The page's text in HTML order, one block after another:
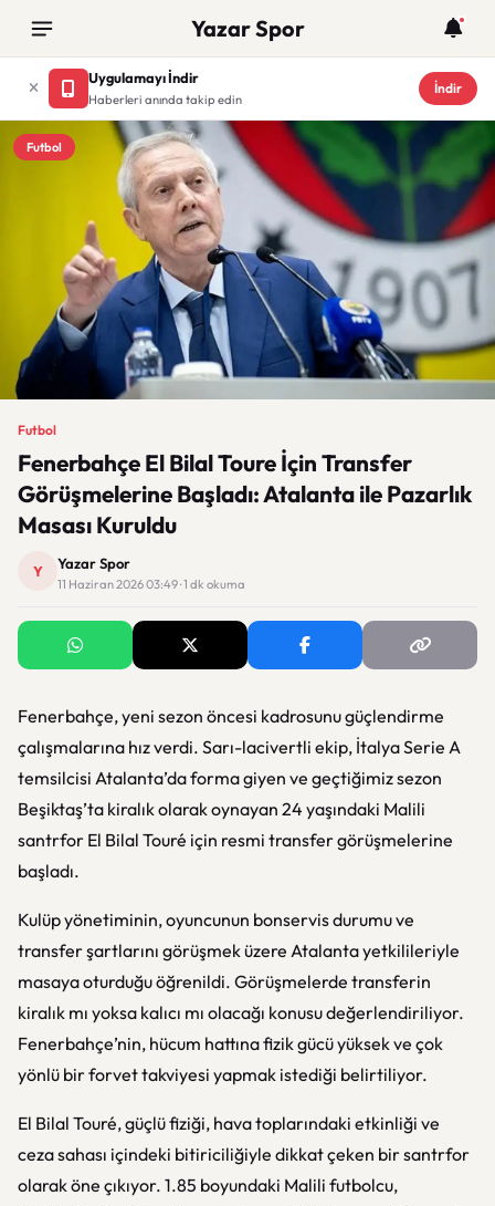
Yazar Spor
Uygulamayı İndir
Haberleri anında takip edin
İndir
Futbol
Futbol
Fenerbahçe El Bilal Toure İçin Transfer
Görüşmelerine Başladı: Atalanta ile Pazarlık
Masası Kuruldu
Y Yazar Spor
11 Haziran 2026 03:49 · 1 dk okuma
Fenerbahçe, yeni sezon öncesi kadrosunu güçlendirme
çalışmalarına hız verdi. Sarı-lacivertli ekip, İtalya Serie A
temsilcisi Atalanta’da forma giyen ve geçtiğimiz sezon
Beşiktaş’ta kiralık olarak oynayan 24 yaşındaki Malili
santrfor El Bilal Touré için resmi transfer görüşmelerine
başladı.
Kulüp yönetiminin, oyuncunun bonservis durumu ve
transfer şartlarını görüşmek üzere Atalanta yetkilileriyle
masaya oturduğu öğrenildi. Görüşmelerde transferin
kiralık mı yoksa kalıcı mı olacağı konusu değerlendiriliyor.
Fenerbahçe’nin, hücum hattına fizik gücü yüksek ve çok
yönlü bir forvet takviyesi yapmak istediği belirtiliyor.
El Bilal Touré, güçlü fiziği, hava toplarındaki etkinliği ve
ceza sahası içindeki bitiriciliğiyle dikkat çeken bir santrfor
olarak öne çıkıyor. 1.85 boyundaki Malili futbolcu,